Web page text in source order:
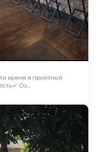
время в приятной
Оз…